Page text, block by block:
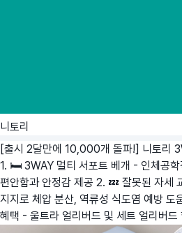
니토리
[출시 2달만에 10,000개 돌파!] 니토리
1. 🛏️ 3WAY 멀티 서포트 베개 - 인체공학
편안함과 안정감 제공 2. 💤 잘못된 자세
지지로 체압 분산, 역류성 식도염 예방 도
혜택 - 울트라 얼리버드 및 세트 얼리버드